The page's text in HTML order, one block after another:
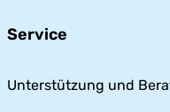
Service
Unterstützung und